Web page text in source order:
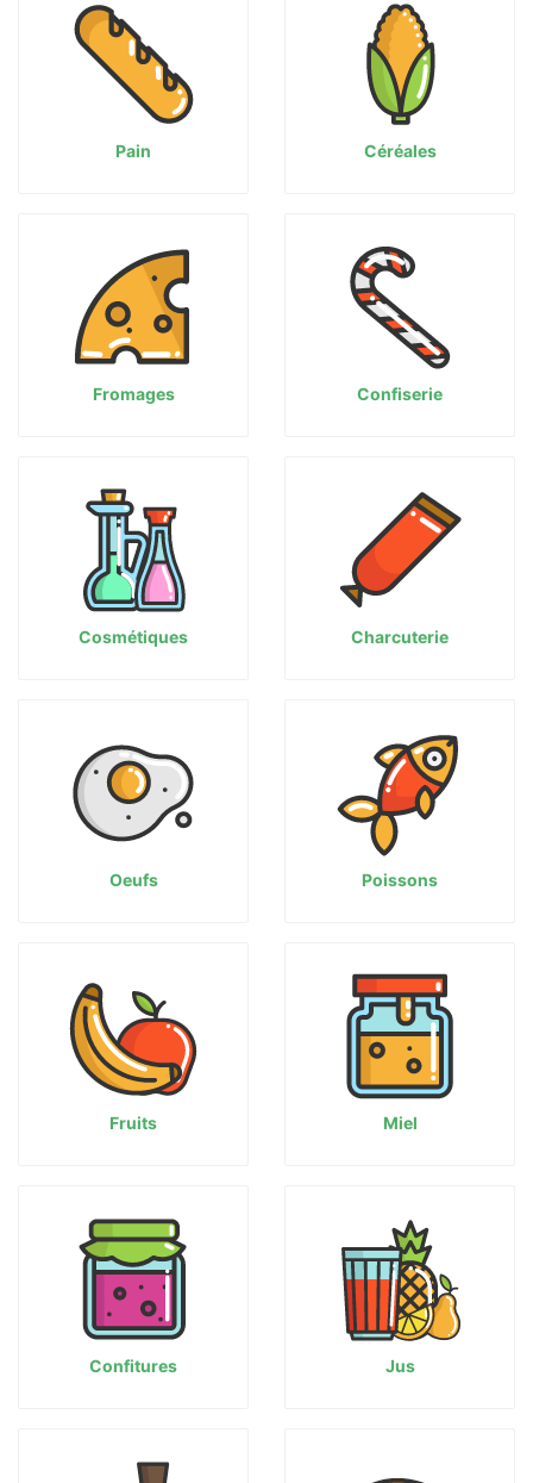
Pain Céréales
Fromages Confiserie
Cosmétiques Charcuterie
Oeufs Poissons
Fruits Miel
Confitures Jus